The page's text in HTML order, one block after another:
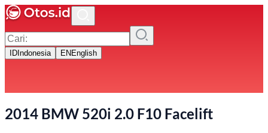
ID Indonesia EN English
2014 BMW 520i 2.0 F10 Facelift